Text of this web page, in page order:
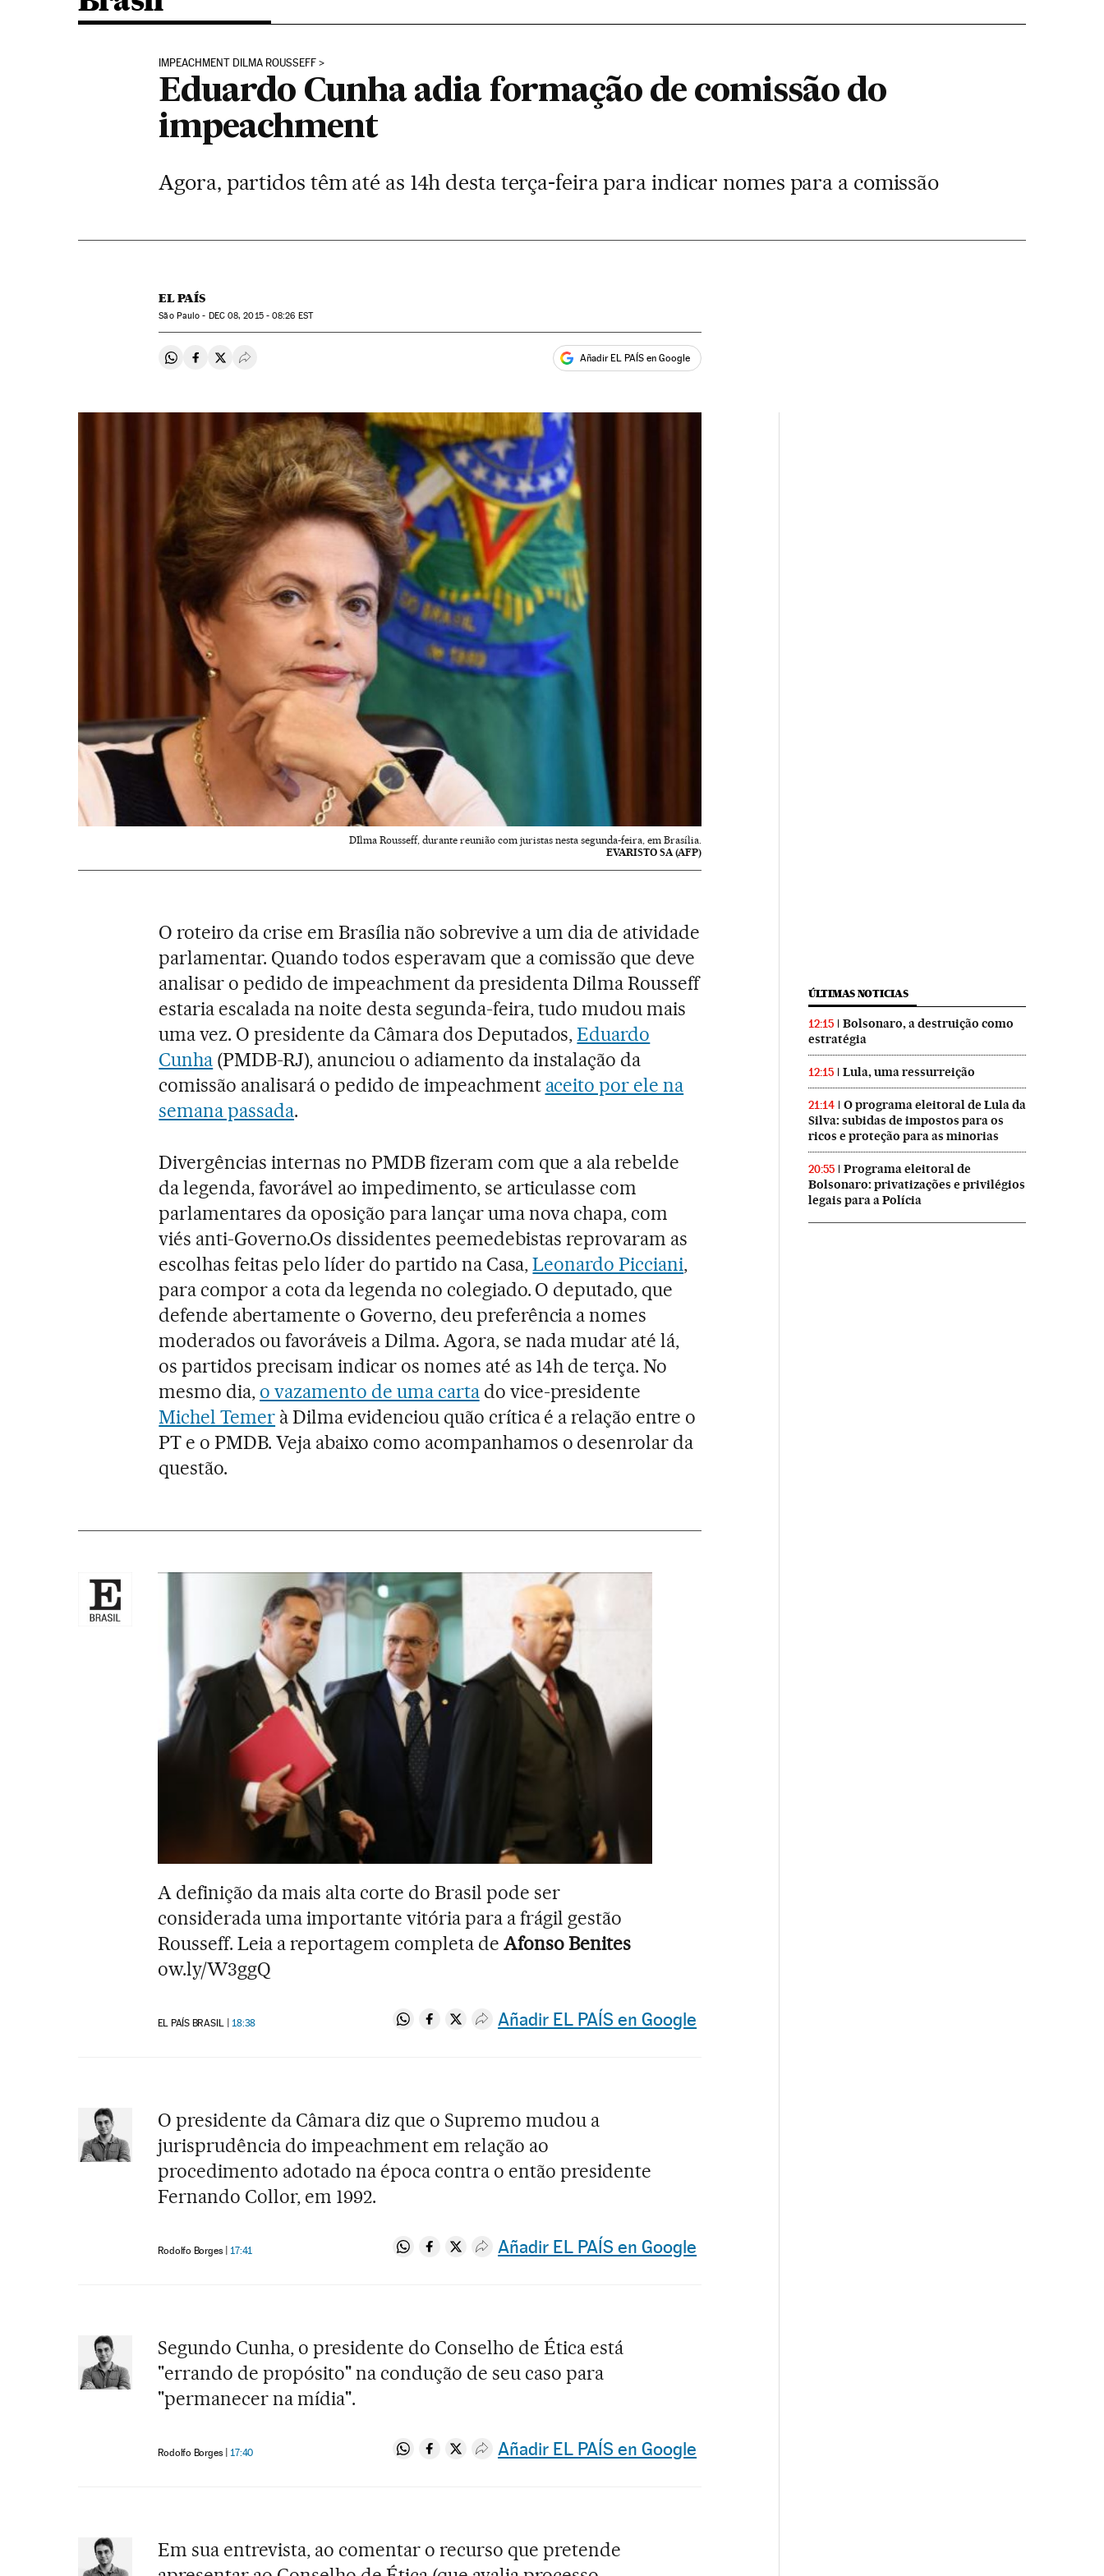
IMPEACHMENT DILMA ROUSSEFF
Eduardo Cunha adia formação de comissão do
impeachment
Agora, partidos têm até as 14h desta terça-feira para indicar nomes para a comissão
EL PAÍS
São Paulo - DEC08, 2015 - 08:26 EST
Compartir en Whatsapp
Compartir en Facebook
Compartir en Twitter
Desplegar Redes Sociales Añadir EL PAÍS en Google
DIlma Rousseff, durante reunião com juristas nesta segunda-feira, em Brasília.
EVARISTO SA (AFP)
O roteiro da crise em Brasília não sobrevive a um dia de atividade
parlamentar. Quando todos esperavam que a comissão que deve
analisar o pedido de impeachment da presidenta Dilma Rousseff
estaria escalada na noite desta segunda-feira, tudo mudou mais
uma vez. O presidente da Câmara dos Deputados,Eduardo
Cunha (PMDB-RJ), anunciou o adiamento da instalação da
comissão analisará o pedido de impeachment aceito por ele na
semana passada.
Divergências internas no PMDB fizeram com que a ala rebelde
da legenda, favorável ao impedimento, se articulasse com
parlamentares da oposição para lançar uma nova chapa, com
viés anti-Governo.Os dissidentes peemedebistas reprovaram as
escolhas feitas pelo líder do partido na Casa,Leonardo Picciani,
para compor a cota da legenda no colegiado. O deputado, que
defende abertamente o Governo, deu preferência a nomes
moderados ou favoráveis a Dilma. Agora, se nada mudar até lá,
os partidos precisam indicar os nomes até as 14h de terça. No
mesmo dia, o vazamento de uma cartado vice-presidente
Michel Temer à Dilma evidenciou quão crítica é a relação entre o
PT e o PMDB. Veja abaixo como acompanhamos o desenrolar da
questão.
A definição da mais alta corte do Brasil pode ser
considerada uma importante vitória para a frágil gestão
Rousseff. Leia a reportagem completa de Afonso Benites
ow.ly/W3ggQ
EL PAÍS BRASIL 18:38 Compartir en Whatsapp
Compartir en Facebook
Compartir en Twitter
Desplegar Redes Sociales
Añadir EL PAÍS en Google
O presidente da Câmara diz que o Supremo mudou a
jurisprudência do impeachment em relação ao
procedimento adotado na época contra o então presidente
Fernando Collor, em 1992.
Rodolfo Borges 17:41 Compartir en Whatsapp
Compartir en Facebook
Compartir en Twitter
Desplegar Redes Sociales
Añadir EL PAÍS en Google
Segundo Cunha, o presidente do Conselho de Ética está
"errando de propósito" na condução de seu caso para
"permanecer na mídia".
Rodolfo Borges 17:40 Compartir en Whatsapp
Compartir en Facebook
Compartir en Twitter
Desplegar Redes Sociales
Añadir EL PAÍS en Google
Em sua entrevista, ao comentar o recurso que pretende
ÚLTIMAS NOTICIAS
12:15
Bolsonaro, a destruição como
estratégia
12:15 Lula, uma ressurreição
21:14
O programa eleitoral de Lula da
Silva: subidas de impostos para os
ricos e proteção para as minorias
20:55
Programa eleitoral de
Bolsonaro: privatizações e privilégios
legais para a Polícia